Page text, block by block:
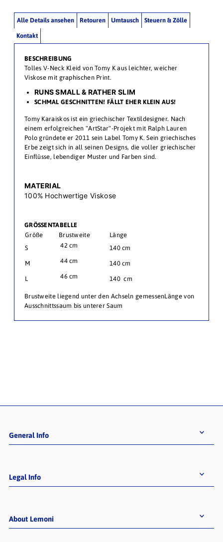
Alle Details ansehen Retouren Umtausch Steuern & Zölle
Kontakt
BESCHREIBUNG
Tolles V-Neck Kleid von Tomy K aus leichter, weicher
Viskose mit graphischen Print.
RUNS SMALL & RATHER SLIM
SCHMAL GESCHNITTEN! FÄLLT EHER KLEIN AUS!
Tomy Karaiskos ist ein griechischer Textildesigner. Nach
einem erfolgreichen "ArtStar"-Projekt mit Ralph Lauren
Polo gründete er 2011 sein Label Tomy K.Sein griechisches
Erbe zeigt sich in all seinen Designs, die voller griechischer
Einflüsse, lebendiger Muster und Farben sind.
MATERIAL
100% Hochwertige Viskose
GRÖSSENTABELLE
Größe
Brustweite
Länge
S
42 cm 140 cm
M 44 cm 140 cm
L 46 cm 140 cm
Brustweite liegend unter den Achseln gemessenLänge von
Ausschnittssaum bis unterer Saum
General Info
Legal Info
About Lemoni